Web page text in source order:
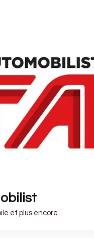
et plus encore